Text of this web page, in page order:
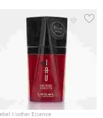
Mother Essence
🍓